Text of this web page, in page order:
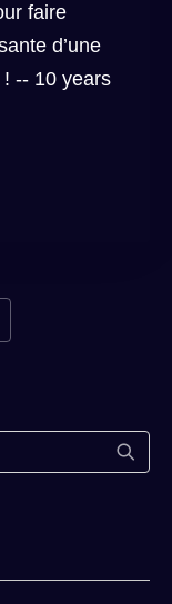
faire
d’une
-- 10 years
page